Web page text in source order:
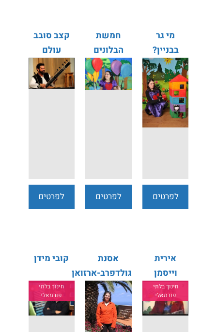
מי גר
בבניין?
לפרטים
חמשת
הבלונים
לפרטים
קצב סובב
עולם
לפרטים
אירית
וייסמן
מינקוביץ'
חינוך בלתי
פורמאלי
אסנת
גולדפרב-ארזואן
קובי מידן
חינוך בלתי
פורמאלי